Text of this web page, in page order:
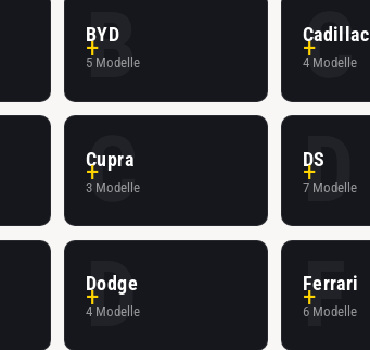
B
BYD
5 Modelle C
Cadillac
4 Modelle
C
Cupra
3 Modelle D
DS
7 Modelle
D
Dodge
4 Modelle F
Ferrari
6 Modelle